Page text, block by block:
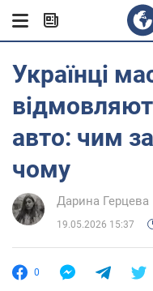
Українці
авто: чим
чому
Дарина Герцева
19.05.2026 15:37
0